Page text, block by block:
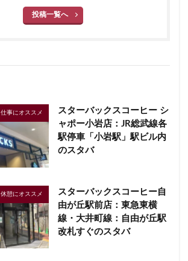
投稿一覧へ
仕事にオススメ
スターバックスコーヒー シ
ャポー小岩店：JR総武線各
駅停車「小岩駅」駅ビル内
のスタバ
休憩にオススメ
スターバックスコーヒー自
由が丘駅前店：東急東横
線・大井町線：自由が丘駅
改札すぐのスタバ